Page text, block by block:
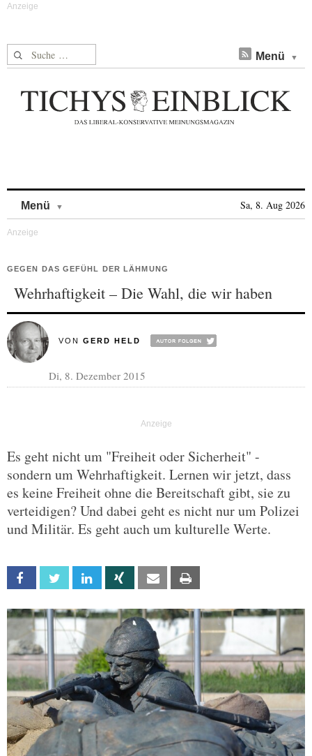
Suche nach: Menü
Menü Sa, 8. Aug 2026
GEGEN DAS GEFÜHL DER LÄHMUNG
Wehrhaftigkeit – Die Wahl, die wir haben
VON GERD HELD
Di, 8. Dezember 2015
Es geht nicht um "Freiheit oder Sicherheit" -
sondern um Wehrhaftigkeit. Lernen wir jetzt, dass
es keine Freiheit ohne die Bereitschaft gibt, sie zu
verteidigen? Und dabei geht es nicht nur um Polizei
und Militär. Es geht auch um kulturelle Werte.
Facebook Twitter Linkedin Xing Email